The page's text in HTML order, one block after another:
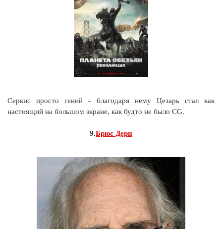
Серкис просто гений - благодаря нему Цезарь стал как
настоящий на большом экране, как будто не было CG.
9.Брюс Дерн